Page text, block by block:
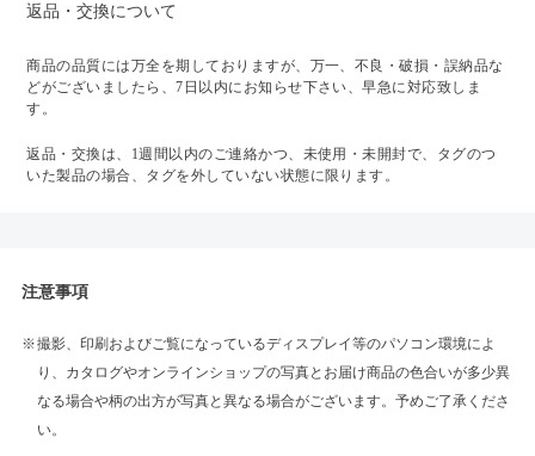
返品・交換について
商品の品質には万全を期しておりますが、万一、不良・破損・誤納品な
どがございましたら、7日以内にお知らせ下さい、早急に対応致しま
す。
返品・交換は、1週間以内のご連絡かつ、未使用・未開封で、タグのつ
いた製品の場合、タグを外していない状態に限ります。
注意事項
撮影、印刷およびご覧になっているディスプレイ等のパソコン環境によ
り、カタログやオンラインショップの写真とお届け商品の色合いが多少異
なる場合や柄の出方が写真と異なる場合がございます。予めご了承くださ
い。